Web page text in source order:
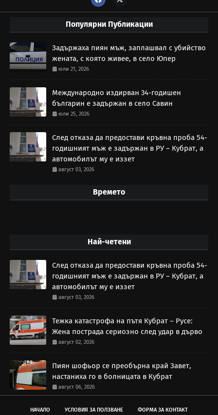
Популярни Публикации
Задържаха пиян мъж, заплашвал с убийство
жената, с която живее, в село Юпер
юли 21, 2026
Международно издирван 34-годишен
българин е задържан в село Савин
юли 25, 2026
След отказа да предостави кръвна проба 54-
годишният мъж е задържан в РУ – Кубрат, а
автомобилът му е иззет
август 03, 2026
Времето
Най-четени
След отказа да предостави кръвна проба 54-
годишният мъж е задържан в РУ – Кубрат, а
автомобилът му е иззет
август 03, 2026
Тежка катастрофа на пътя Кубрат – Русе:
Жена пострада сериозно след удар в дърво
август 02, 2026
Пиян шофьор се преобърна край Завет,
настаниха го в болницата в Кубрат
август 06, 2026
НАЧАЛО УСЛОВИЯ ЗА ПОЛЗВАНЕ ФОРМА ЗА КОНТАКТ